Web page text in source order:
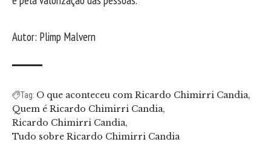
Autor: Plimp Malvern
Tag: O que aconteceu com Ricardo Chimirri Candia
Quem é Ricardo Chimirri Candia
Ricardo Chimirri Candia
Tudo sobre Ricardo Chimirri Candia